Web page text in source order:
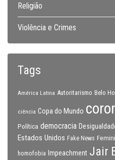
Religião
Violência e Crimes
Tags
América Latina Autoritarismo Belo
ciência Copa do Mundo
Política democracia
Estados Unidos Fake News
homofobia Impeachment Jair